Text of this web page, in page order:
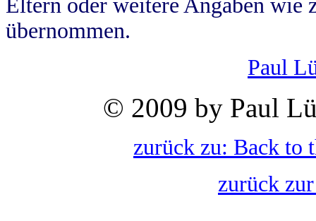
Eltern oder weitere Angaben wie
übernommen.
Paul
© 2009 by Paul
zurück zu: Back to
zurück